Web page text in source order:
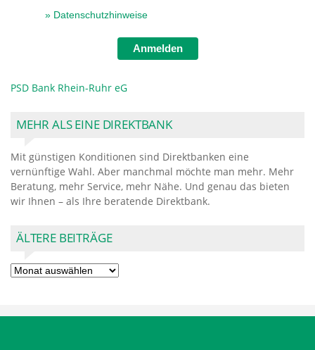
» Datenschutzhinweise
Anmelden
PSD Bank Rhein-Ruhr eG
MEHR ALS EINE DIREKTBANK
Mit günstigen Konditionen sind Direktbanken eine
vernünftige Wahl. Aber manchmal möchte man mehr. Mehr
Beratung, mehr Service, mehr Nähe. Und genau das bieten
wir Ihnen – als Ihre beratende Direktbank.
ÄLTERE BEITRÄGE
Ältere